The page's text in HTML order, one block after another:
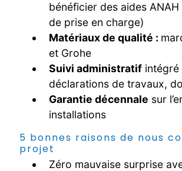
bénéficier des aides ANAH
de prise en charge)
Matériaux de qualité :
et Grohe
Suivi administratif intégré
déclarations de travaux,
Garantie décennale sur
installations
5 bonnes raisons de nous
projet
Zéro mauvaise surprise